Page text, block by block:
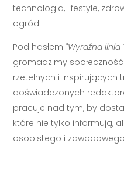
technologia, lifestyle,
ogród.
Pod hasłem "Wyraźna
gromadzimy
rzetelnych i inspirujących
doświadczonych
pracuje nad tym, by
które nie tylko informują,
osobistego i